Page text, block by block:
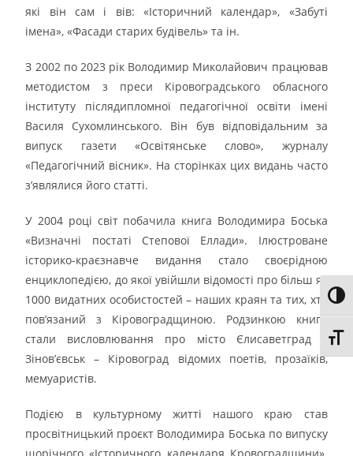
які він сам і вів: «Історичний календар», «Забуті
імена», «Фасади старих будівель» та ін.
З 2002 по 2023 рік Володимир Миколайович працював
методистом з преси Кіровоградського обласного
інституту післядипломної педагогічної освіти імені
Василя Сухомлинського. Він був відповідальним за
випуск газети «Освітянське слово», журналу
«Педагогічний вісник». На сторінках цих видань часто
з’являлися його статті.
У 2004 році світ побачила книга Володимира Боська
«Визначні постаті Степової Еллади». Ілюстроване
історико-краєзнавче видання стало своєрідною
енциклопедією, до якої увійшли відомості про більш як
1000 видатних особистостей – наших краян та тих, хто
пов’язаний з Кіровоградщиною. Родзинкою книги
стали висловлювання про місто Єлисаветград –
Зінов’євськ – Кіровоград відомих поетів, прозаїків,
мемуаристів.
Подією в культурному житті нашого краю став
просвітницький проєкт Володимира Боська по випуску